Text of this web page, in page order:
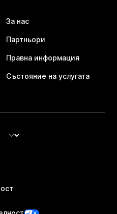
За нас
Партньори
Правна информация
Състояние на услугата